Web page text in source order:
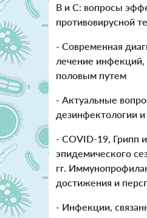
В и С: вопросы
противовирусной
- Современная
лечение
половым путем
- Актуальные
дезинфектологии и
- COVID-19, Грипп
эпидемического
гг.
достижения и
- Инфекции,